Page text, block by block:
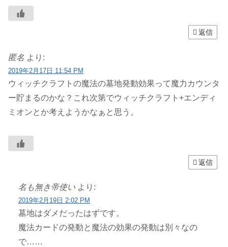
返信
匿名 より:
2019年2月17日 11:54 PM
ウィッチクラフトの魔法の墓地発動効果って魔力カウンタ
ー貯まるのかな？これ次第でウィッチクラフト+エンディ
ミオンとか考えようかなぁと思う。
返信
名も無き帝使い より:
2019年2月19日 2:02 PM
墓地はダメだったはずです。
魔法カードの発動と魔法の効果の発動は別々なの
で……